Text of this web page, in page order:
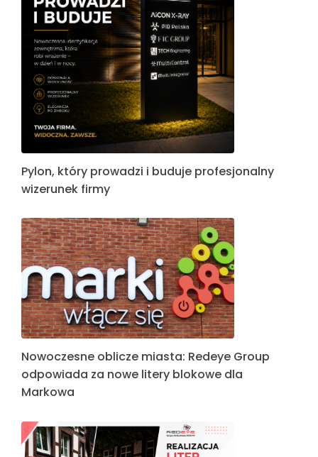
Pylon, który prowadzi i buduje profesjonalny
wizerunek firmy
Nowoczesne oblicze miasta: Redeye Group
odpowiada za nowe litery blokowe dla
Markowa